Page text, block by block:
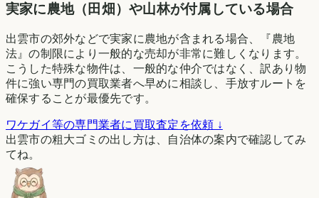
実家に農地（田畑）や山林が付属している場合
出雲市の郊外などで実家に農地が含まれる場合、『農地
法』の制限により一般的な売却が非常に難しくなります。
こうした特殊な物件は、一般的な仲介ではなく、訳あり物
件に強い専門の買取業者へ早めに相談し、手放すルートを
確保することが最優先です。
ワケガイ等の専門業者に買取査定を依頼 ↓
出雲市の粗大ゴミの出し方は、自治体の案内で確認してみ
てね。